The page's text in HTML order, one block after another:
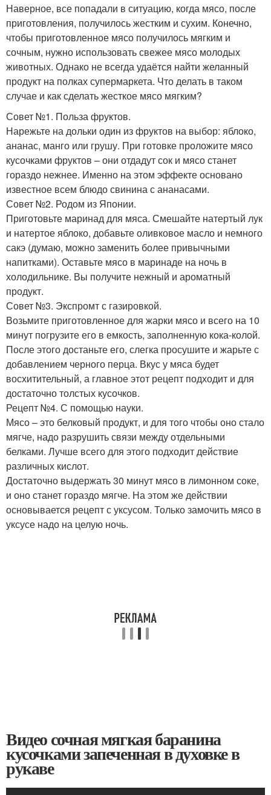
Наверное, все попадали в ситуацию, когда мясо, после
приготовления, получилось жестким и сухим. Конечно,
чтобы приготовленное мясо получилось мягким и
сочным, нужно использовать свежее мясо молодых
животных. Однако не всегда удаётся найти желанный
продукт на полках супермаркета. Что делать в таком
случае и как сделать жесткое мясо мягким?
Совет №1. Польза фруктов.
Нарежьте на дольки один из фруктов на выбор: яблоко,
ананас, манго или грушу. При готовке проложите мясо
кусочками фруктов – они отдадут сок и мясо станет
гораздо нежнее. Именно на этом эффекте основано
известное всем блюдо свинина с ананасами.
Совет №2. Родом из Японии.
Приготовьте маринад для мяса. Смешайте натертый лук
и натертое яблоко, добавьте оливковое масло и немного
сакэ (думаю, можно заменить более привычными
напитками). Оставьте мясо в маринаде на ночь в
холодильнике. Вы получите нежный и ароматный
продукт.
Совет №3. Экспромт с газировкой.
Возьмите приготовленное для жарки мясо и всего на 10
минут погрузите его в емкость, заполненную кока-колой.
После этого достаньте его, слегка просушите и жарьте с
добавлением черного перца. Вкус у мяса будет
восхитительный, а главное этот рецепт подходит и для
достаточно толстых кусочков.
Рецепт №4. С помощью науки.
Мясо – это белковый продукт, и для того чтобы оно стало
мягче, надо разрушить связи между отдельными
белками. Лучше всего для этого подходит действие
различных кислот.
Достаточно выдержать 30 минут мясо в лимонном соке,
и оно станет гораздо мягче. На этом же действии
основывается рецепт с уксусом. Только замочить мясо в
уксусе надо на целую ночь.
Видео сочная мягкая баранина
кусочками запеченная в духовке в
рукаве